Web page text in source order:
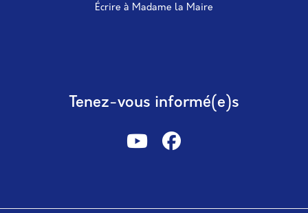
Écrire à Madame la Maire
Tenez-vous informé(e)s